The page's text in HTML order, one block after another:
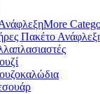
More
Πακέτο